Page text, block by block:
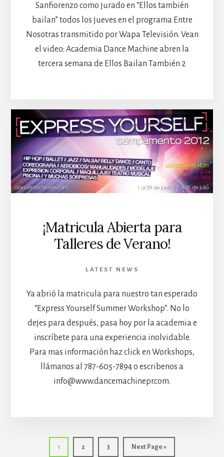
Sanfiorenzo como jurado en “Ellos también
bailan” todos los jueves en el programa Entre
Nosotras transmitido por Wapa Televisión. Vean
el video: Academia Dance Machine abren la
tercera semana de Ellos Bailan También 2
¡Matricula Abierta para
Talleres de Verano!
LATEST NEWS
Ya abrió la matricula para nuestro tan esperado
“Express Yourself Summer Workshop”. No lo
dejes para después, pasa hoy por la academia e
inscríbete para una experiencia inolvidable.
Para mas información haz click en Workshops,
llámanos al 787-605-7894 o escribenos a
info@www.dancemachinepr.com.
Page
1 Page
2 Page
3
Go
Next Page »